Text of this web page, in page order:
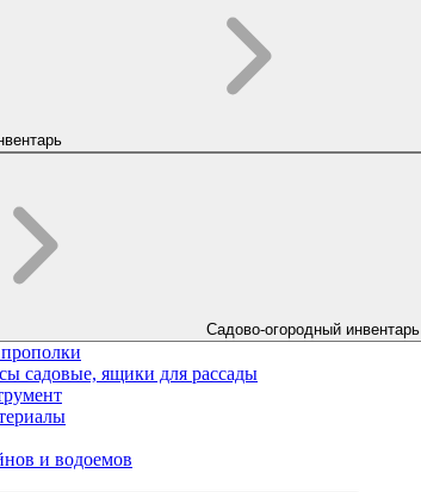
Садово-огородный инвентарь
садовые, ящики для рассады
и водоемов